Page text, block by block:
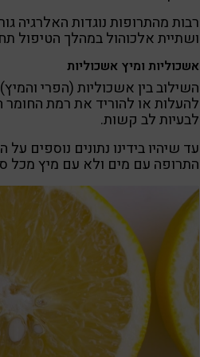
רבות מהתרופות נוגדות האלרגיה
ושתיית אלכוהול במהלך הטיפול
אשכוליות ומיץ אשכוליות
השילוב בין אשכוליות (הפרי
להעלות או להוריד את רמת
לבעיות לב קשות.
עד שיהיו בידינו נתונים נוספים
התרופה עם מים ולא עם מיץ מכל